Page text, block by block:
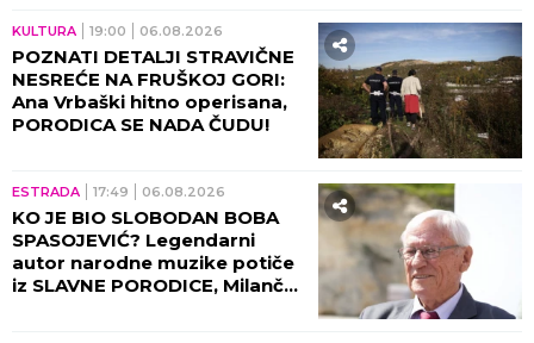
KULTURA 19:00 06.08.2026
POZNATI DETALJI STRAVIČNE
NESREĆE NA FRUŠKOJ GORI:
Ana Vrbaški hitno operisana,
PORODICA SE NADA ČUDU!
ESTRADA 17:49 06.08.2026
KO JE BIO SLOBODAN BOBA
SPASOJEVIĆ? Legendarni
autor narodne muzike potiče
iz SLAVNE PORODICE, Milanče